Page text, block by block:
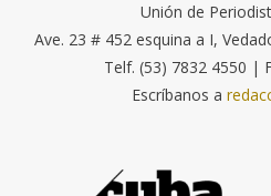
Unión de
Ave. 23 # 452 esquina a I,
Telf. (53) 7832 4550 |
Escríbanos a